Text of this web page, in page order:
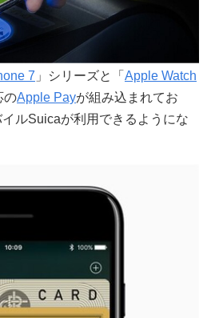
7 」シリーズと「 Apple Watch
のApple Payが組み込まれてお
ルSuicaが利用できるようにな